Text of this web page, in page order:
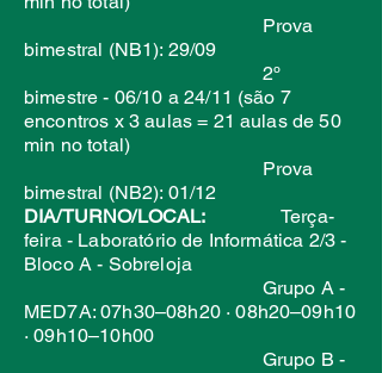
Prova
bimestral (NB1): 29/09
2º
bimestre - 06/10 a 24/11 (são 7
encontros x 3 aulas = 21 aulas de 50
min no total)
Prova
bimestral (NB2): 01/12
DIA/TURNO/LOCAL: Terça-
feira - Laboratório de Informática 2/3 -
Bloco A - Sobreloja
Grupo A -
MED7A: 07h30–08h20 · 08h20–09h10
· 09h10–10h00
Grupo B -